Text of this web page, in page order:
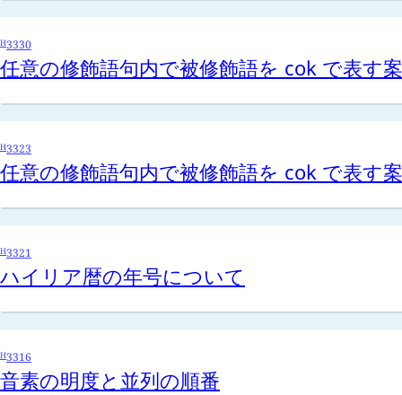
H3330
任意の修飾語句内で被修飾語を cok で表す
H3323
任意の修飾語句内で被修飾語を cok で表す案
H3321
ハイリア暦の年号について
H3316
音素の明度と並列の順番